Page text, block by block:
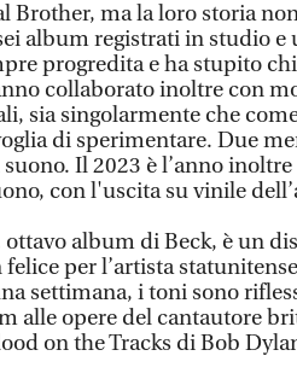
Brother, ma la loro storia
album registrati in studio e
progredita e ha stupito
collaborato inoltre con
sia singolarmente che
di sperimentare. Due
Il 2023 è l’anno
con l'uscita su vinile
ottavo album di Beck, è un
per l’artista
settimana, i toni sono
alle opere del cantautore
on the Tracks di Bob